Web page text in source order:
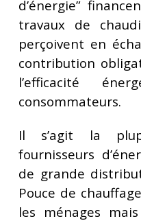
d’énergie”
travaux de
perçoivent en
contribution
l’efficacité
consommateurs.
Il s’agit la
fournisseurs
de grande
Pouce de
les ménages